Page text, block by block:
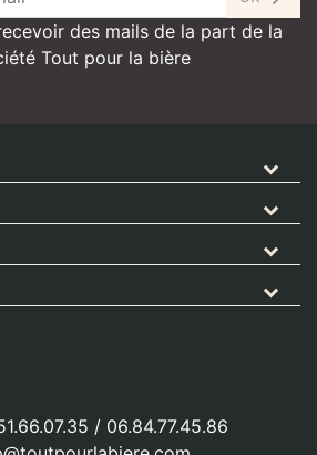
des mails de la part de la
Tout pour la bière
/ 06.84.77.45.86